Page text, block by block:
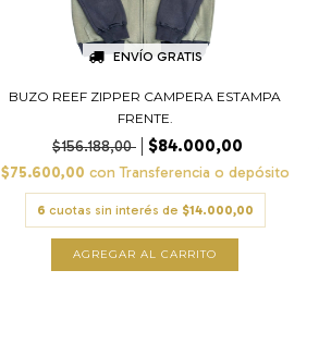
ENVÍO GRATIS
BUZO REEF ZIPPER CAMPERA ESTAMPA
FRENTE.
$156.188,00 $84.000,00
$75.600,00 con Transferencia o depósito
6 cuotas sin interés de $14.000,00
AGREGAR AL CARRITO